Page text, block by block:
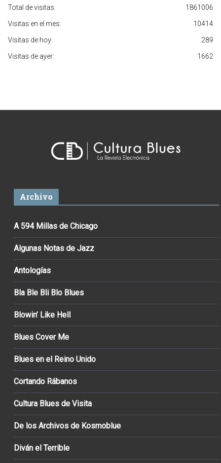
1861006
Total de visitas:
10414
Visitas en el mes:
289
Visitas de hoy:
1662
Visitas de ayer:
Archivo
A 594 Millas de Chicago
Algunas Notas de Jazz
Antologías
Bla Ble Bli Blo Blues
Blowin’ Like Hell
Blues Cover Me
Blues en el Reino Unido
Cortando Rábanos
Cultura Blues de Visita
De los Archivos de Kosmoblue
Diván el Terrible